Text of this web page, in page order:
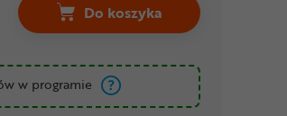
Do koszyka
Adapter ORTLIEB Offset
w programie